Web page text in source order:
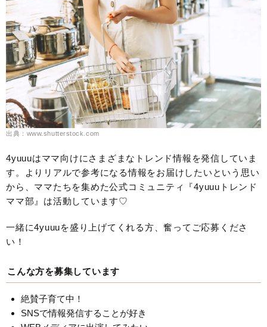
出典：www.shutterstock.com
4yuuuはママ向けにさまざまなトレンド情報を発信していま
す。よりリアルで参考になる情報をお届けしたいという思い
から、ママたちを集めた公式コミュニティ『4yuuuトレンド
ママ部』は活動しています♡
一緒に4yuuuを盛り上げてくれる方、奮ってご応募くださ
い！
こんな方を募集しています
絶賛子育て中！
SNSで情報発信することが好き